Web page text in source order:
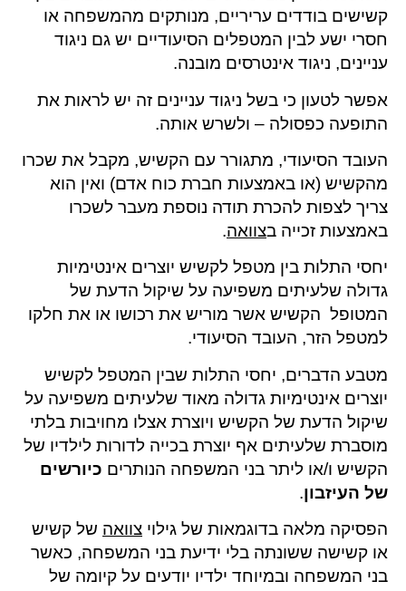
קשישים בודדים עריריים, מנותקים מהמשפחה או
חסרי ישע לבין המטפלים הסיעודיים יש גם ניגוד
עניינים, ניגוד אינטרסים מובנה.
אפשר לטעון כי בשל ניגוד עניינים זה יש לראות את
התופעה כפסולה – ולשרש אותה.
העובד הסיעודי, מתגורר עם הקשיש, מקבל את שכרו
מהקשיש (או באמצעות חברת כוח אדם) ואין הוא
צריך לצפות להכרת תודה נוספת מעבר לשכרו
באמצעות זכייה בצוואה.
יחסי התלות בין מטפל לקשיש יוצרים אינטימיות
גדולה שלעיתים משפיעה על שיקול הדעת של
המטופל הקשיש אשר מוריש את רכושו או את חלקו
למטפל הזר, העובד הסיעודי.
מטבע הדברים, יחסי התלות שבין המטפל לקשיש
יוצרים אינטימיות גדולה מאוד שלעיתים משפיעה על
שיקול הדעת של הקשיש ויוצרת אצלו מחויבות בלתי
מוסברת שלעיתים אף יוצרת בכייה לדורות לילדיו של
הקשיש ו/או ליתר בני המשפחה הנותרים כיורשים
של העיזבון.
הפסיקה מלאה בדוגמאות של גילוי צוואה של קשיש
או קשישה ששונתה בלי ידיעת בני המשפחה, כאשר
בני המשפחה ובמיוחד ילדיו יודעים על קיומה של